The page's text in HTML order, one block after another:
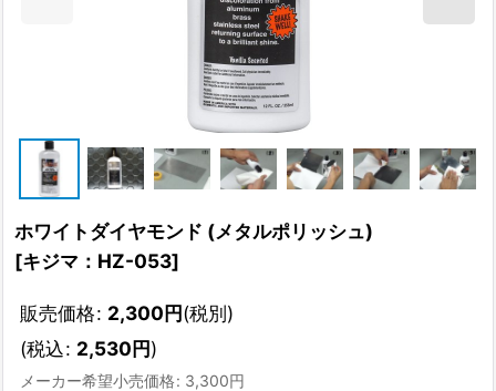
ホワイトダイヤモンド (メタルポリッシュ)
[キジマ：HZ-053]
販売価格: 2,300円(税別)
(税込: 2,530円)
メーカー希望小売価格: 3,300円